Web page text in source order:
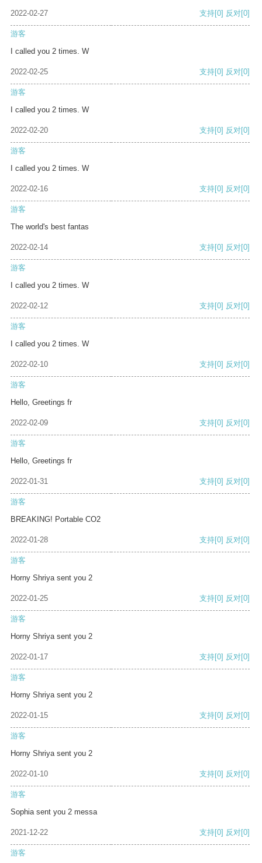
2022-02-27 支持[0] 反对[0]
游客
I called you 2 times. W
2022-02-25 支持[0] 反对[0]
游客
I called you 2 times. W
2022-02-20 支持[0] 反对[0]
游客
I called you 2 times. W
2022-02-16 支持[0] 反对[0]
游客
The world's best fantas
2022-02-14 支持[0] 反对[0]
游客
I called you 2 times. W
2022-02-12 支持[0] 反对[0]
游客
I called you 2 times. W
2022-02-10 支持[0] 反对[0]
游客
Hello, Greetings fr
2022-02-09 支持[0] 反对[0]
游客
Hello, Greetings fr
2022-01-31 支持[0] 反对[0]
游客
BREAKING! Portable CO2
2022-01-28 支持[0] 反对[0]
游客
Horny Shriya sent you 2
2022-01-25 支持[0] 反对[0]
游客
Horny Shriya sent you 2
2022-01-17 支持[0] 反对[0]
游客
Horny Shriya sent you 2
2022-01-15 支持[0] 反对[0]
游客
Horny Shriya sent you 2
2022-01-10 支持[0] 反对[0]
游客
Sophia sent you 2 messa
2021-12-22 支持[0] 反对[0]
游客